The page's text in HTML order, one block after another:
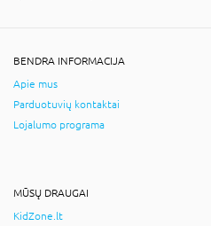
BENDRA INFORMACIJA
Apie mus
Parduotuvių kontaktai
Lojalumo programa
MŪSŲ DRAUGAI
KidZone.lt